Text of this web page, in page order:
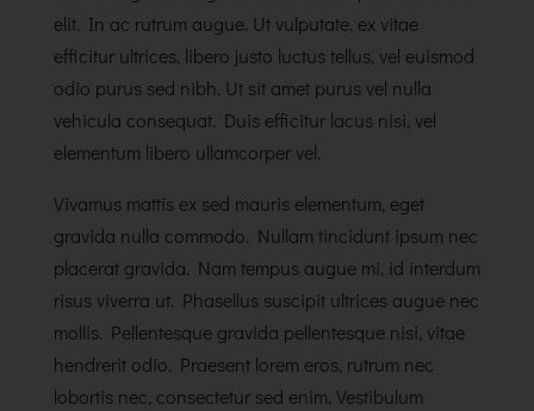
elit. In ac rutrum augue. Ut vulputate, ex vitae
efficitur ultrices, libero justo luctus tellus, vel euismod
odio purus sed nibh. Ut sit amet purus vel nulla
vehicula consequat. Duis efficitur lacus nisi, vel
elementum libero ullamcorper vel.
Vivamus mattis ex sed mauris elementum, eget
gravida nulla commodo. Nullam tincidunt ipsum nec
placerat gravida. Nam tempus augue mi, id interdum
risus viverra ut. Phasellus suscipit ultrices augue nec
mollis. Pellentesque gravida pellentesque nisi, vitae
hendrerit odio. Praesent lorem eros, rutrum nec
lobortis nec, consectetur sed enim. Vestibulum